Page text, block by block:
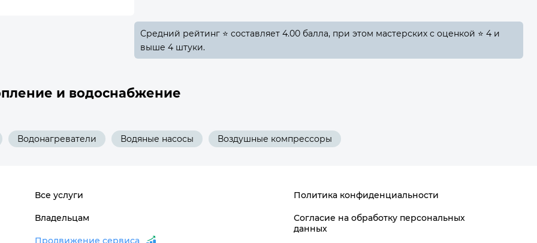
Средний рейтинг ⭐ составляет 4.00 балла, при этом мастерских с оценкой ⭐ 4 и
выше 4 штуки.
и водоснабжение
Водонагреватели Водяные насосы Воздушные компрессоры
Все услуги
Владельцам
Политика конфиденциальности
Согласие на обработку персональных
данных